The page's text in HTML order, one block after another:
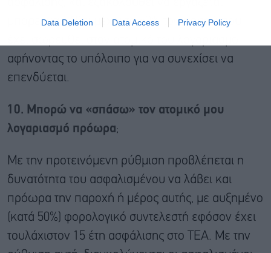
Data Deletion Data Access Privacy Policy
ασφάλισης, και εξακολουθεί να εργάζεται,
μπορεί να λάβει μέχρι το 50% του ποσού που
αφήνοντας το υπόλοιπο για να συνεχίσει να
επενδύεται.
10. Μπορώ να «σπάσω» τον ατομικό μου
λογαριασμό πρόωρα;
Με την προτεινόμενη ρύθμιση προβλέπεται η
δυνατότητα του ασφαλισμένου να λάβει και
πρόωρα την παροχή ή μέρος αυτής, με αυξημένο
(κατά 50%) φορολογικό συντελεστή εφόσον έχει
τουλάχιστον 15 έτη ασφάλισης στο ΤΕΑ. Με την